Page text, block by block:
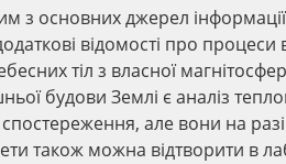
з основних джерел
відомості про
тіл з власної
будови Землі є аналіз
спостереження, але вони на
також можна відтворити в